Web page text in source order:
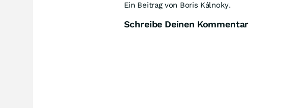
Ein Beitrag von Boris Kálnoky.
Schreibe Deinen Kommentar